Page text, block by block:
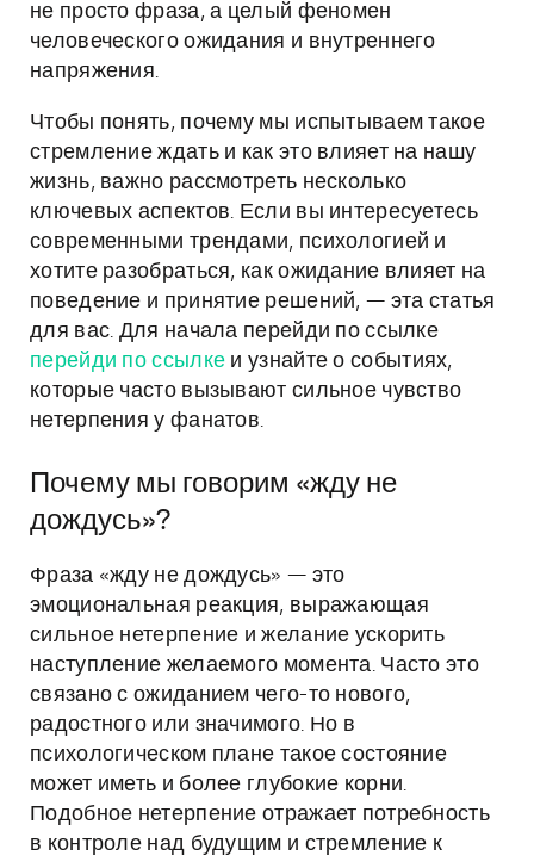
не просто фраза, а целый феномен
человеческого ожидания и внутреннего
напряжения.
Чтобы понять, почему мы испытываем такое
стремление ждать и как это влияет на нашу
жизнь, важно рассмотреть несколько
ключевых аспектов. Если вы интересуетесь
современными трендами, психологией и
хотите разобраться, как ожидание влияет на
поведение и принятие решений, — эта статья
для вас. Для начала перейди по ссылке
перейди по ссылке и узнайте о событиях,
которые часто вызывают сильное чувство
нетерпения у фанатов.
Почему мы говорим «жду не
дождусь»?
Фраза «жду не дождусь» — это
эмоциональная реакция, выражающая
сильное нетерпение и желание ускорить
наступление желаемого момента. Часто это
связано с ожиданием чего-то нового,
радостного или значимого. Но в
психологическом плане такое состояние
может иметь и более глубокие корни.
Подобное нетерпение отражает потребность
в контроле над будущим и стремление к